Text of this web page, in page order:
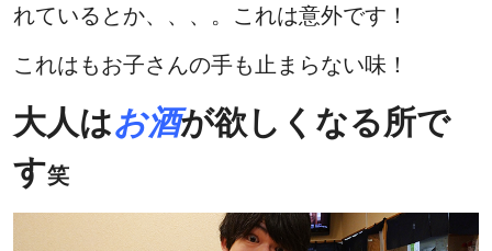
れているとか、、、。これは意外です！
これはもお子さんの手も止まらない味！
大人はお酒が欲しくなる所で
す笑